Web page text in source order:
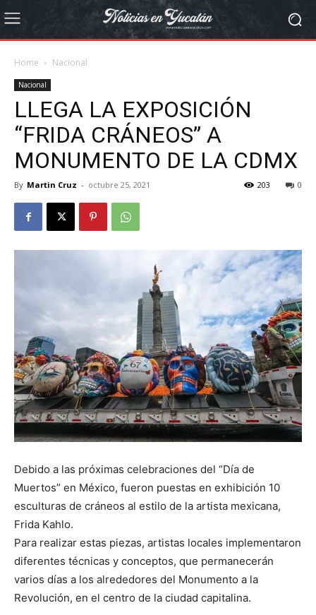
Home Nacional
Nacional
LLEGA LA EXPOSICIÓN
“FRIDA CRÁNEOS” A
MONUMENTO DE LA CDMX
By Martin Cruz - octubre 25, 2021 0
203
Debido a las próximas celebraciones del “Día de
Muertos” en México, fueron puestas en exhibición 10
esculturas de cráneos al estilo de la artista mexicana,
Frida Kahlo.
Para realizar estas piezas, artistas locales implementaron
diferentes técnicas y conceptos, que permanecerán
varios días a los alrededores del Monumento a la
Revolución, en el centro de la ciudad capitalina.